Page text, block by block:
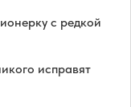
с редкой
исправят